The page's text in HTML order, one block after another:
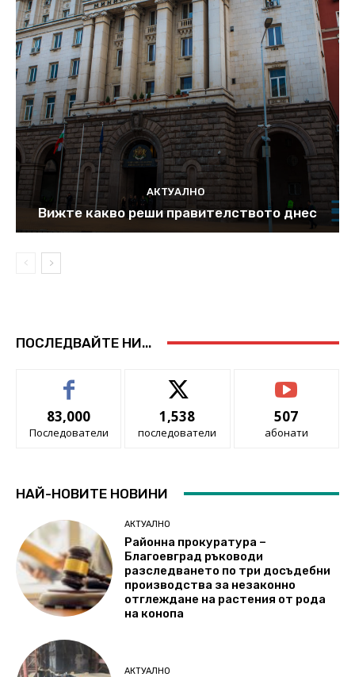
АКТУАЛНО
Вижте какво реши правителството днес
ПОСЛЕДВАЙТЕ НИ...
83,000
Последователи
1,538
последователи
507
абонати
НАЙ-НОВИТЕ НОВИНИ
АКТУАЛНО
Районна прокуратура –
Благоевград ръководи
разследването по три досъдебни
производства за незаконно
отглеждане на растения от рода
на конопа
АКТУАЛНО